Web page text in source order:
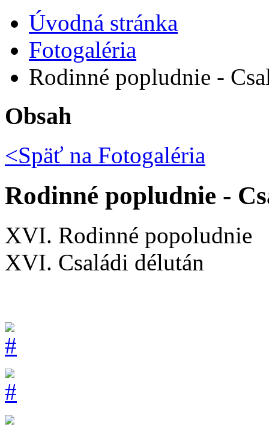
Úvodná stránka
Fotogaléria
Rodinné popludnie -
Obsah
<Späť na Fotogaléria
Rodinné popludnie -
XVI. Rodinné popoludnie
XVI. Családi délután